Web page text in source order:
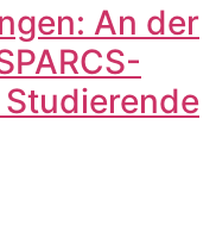
An der